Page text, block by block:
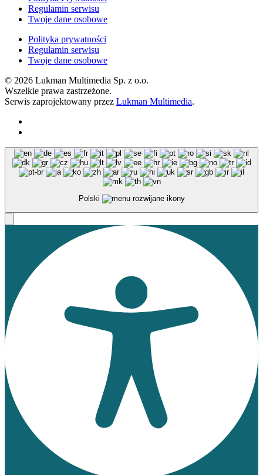
Regulamin serwisu
Twoje dane osobowe
Polityka prywatności
Regulamin serwisu
Twoje dane osobowe
© 2026 Lukman Multimedia Sp. z o.o.
Wszelkie prawa zastrzeżone.
Serwis zaprojektowany przez Lukman Multimedia.
Polski